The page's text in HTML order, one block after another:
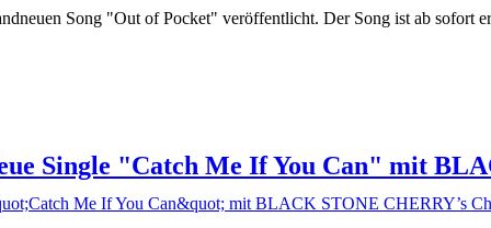
Song "Out of Pocket" veröffentlicht. Der Song ist ab sofort
Single "Catch Me If You Can" mit